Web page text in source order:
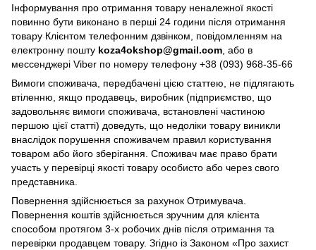
Інформування про отримання товару неналежної якості
повинно бути виконано в перші 24 години після отримання
товару Клієнтом телефонним дзвінком, повідомленням на
електронну пошту koza4okshop@gmail.com , або в
мессенджері Viber по номеру телефону +38 (093) 968-35-66
Вимоги споживача, передбачені цією статтею, не підлягають
втіленню, якщо продавець, виробник (підприємство, що
задовольняє вимоги споживача, встановлені частиною
першою цієї статті) доведуть, що недоліки товару виникли
внаслідок порушення споживачем правил користування
товаром або його зберігання. Споживач має право брати
участь у перевірці якості товару особисто або через свого
представника.
Повернення здійснюється за рахунок Отримувача.
Повернення коштів здійснюється зручним для клієнта
способом протягом 3-х робочих днів після отримання та
перевірки продавцем товару. Згідно із Законом «Про захист